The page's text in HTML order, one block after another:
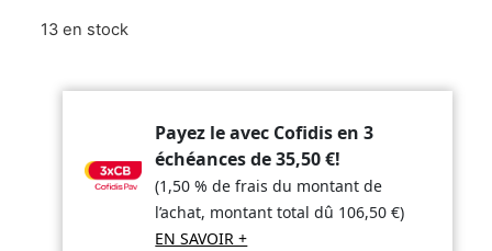
13 en stock
Payez le avec Cofidis en 3
échéances de35,50€!
(1,50 % de frais du montant de
l’achat, montant total dû 106,50€)
EN SAVOIR +